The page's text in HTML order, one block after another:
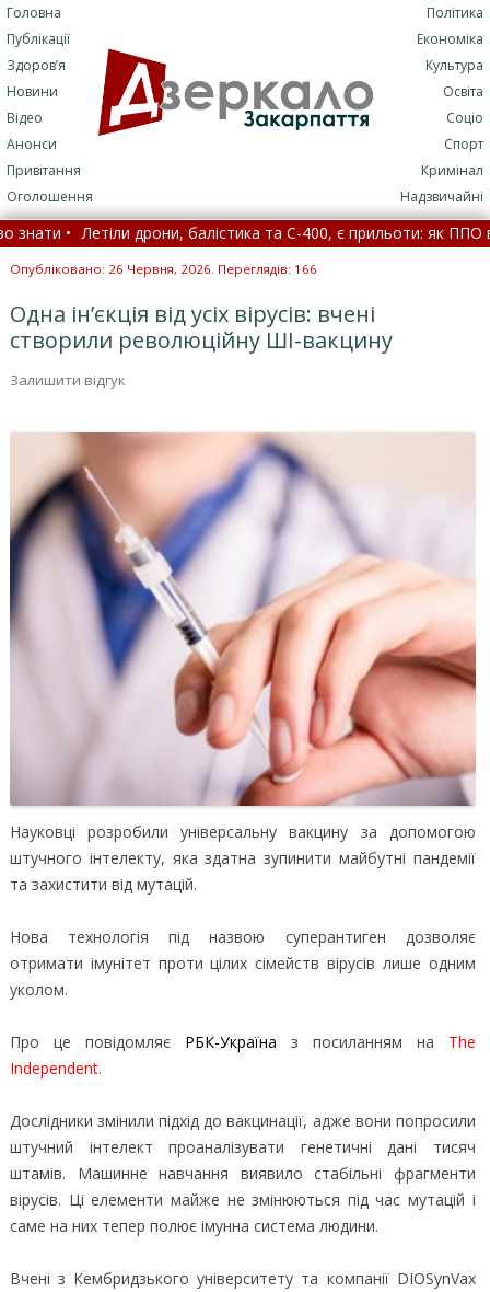
Головна
Публікації
Здоров’я
Новини
Відео
Анонси
Привітання
Оголошення
Політика
Економіка
Культура
Освіта
Соціо
Спорт
Кримінал
Надзвичайні
•
Летіли дрони, балістика та С-400, є прильоти: як ППО
із Закарпаття (ФОТО)•
Опубліковано: 26 Червня, 2026. Переглядів: 166
Одна ін’єкція від усіх вірусів: вчені
створили революційну ШІ-вакцину
Залишити відгук
Науковці розробили універсальну вакцину за допомогою
штучного інтелекту, яка здатна зупинити майбутні пандемії
та захистити від мутацій.
Нова технологія під назвою суперантиген дозволяє
отримати імунітет проти цілих сімейств вірусів лише одним
уколом.
Про це повідомляє РБК-Україна з посиланням на The
Independent.
Дослідники змінили підхід до вакцинації, адже вони попросили
штучний інтелект проаналізувати генетичні дані тисяч
штамів. Машинне навчання виявило стабільні фрагменти
вірусів. Ці елементи майже не змінюються під час мутацій і
саме на них тепер полює імунна система людини.
Вчені з Кембридзького університету та компанії DIOSynVax